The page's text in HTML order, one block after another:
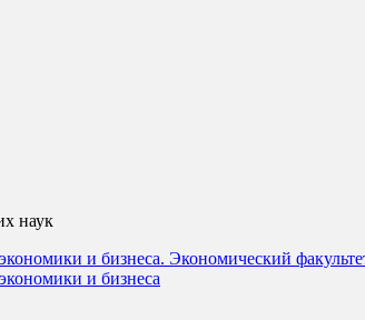
наук
и бизнеса. Экономический
и бизнеса